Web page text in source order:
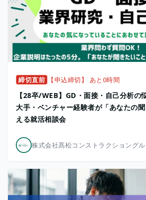
締切直前 【申込締切】 あと0時間
【28卒/WEB】GD・面接・自己分析の
大手・ベンチャー経験者が「あなたの
える就活相談会
株式会社髙松コンストラクショング